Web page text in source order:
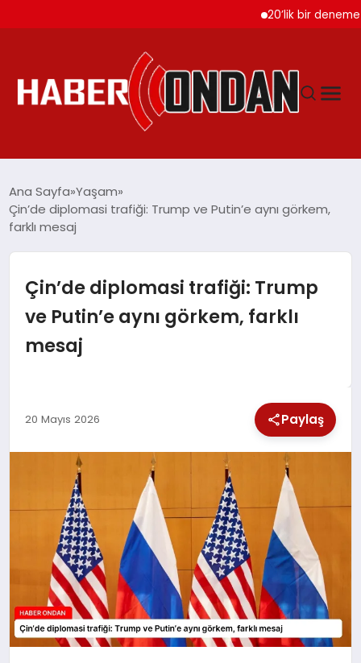
20’lik bir deneme
SIYASET
DÜNYA
EKONOMI
TEKNOLOJI
Ana Sayfa Yaşam
Çin’de diplomasi trafiği: Trump ve Putin’e aynı görkem,
farklı mesaj
Çin’de diplomasi trafiği: Trump
ve Putin’e aynı görkem, farklı
mesaj
20 Mayıs 2026 Paylaş